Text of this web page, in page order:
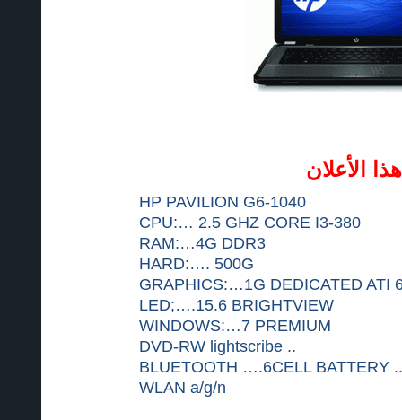
الأعلان
HP PAVILION G6-1040
CPU:… 2.5 GHZ CORE I3-380
RAM:…4G DDR3
HARD:…. 500G
GRAPHICS:…1G DEDICATED ATI
LED;….15.6 BRIGHTVIEW
WINDOWS:…7 PREMIUM
DVD-RW lightscribe ..
BLUETOOTH ….6CELL BATTERY
WLAN a/g/n